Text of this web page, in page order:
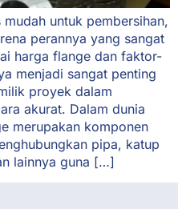
untuk pembersihan,
perannya yang sangat
harga flange dan faktor-
menjadi sangat penting
proyek dalam
akurat. Dalam dunia
merupakan komponen
pipa, katup
lainnya guna […]